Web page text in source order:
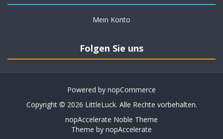
Mein Konto
Folgen Sie uns
Powered by nopCommerce
Copyright © 2026 LittleLuck. Alle Rechte vorbehalten.
nopAccelerate Noble Theme
Theme by nopAccelerate